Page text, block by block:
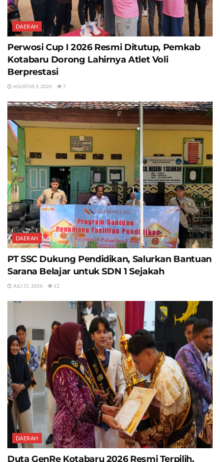
DAERAH
Perwosi Cup I 2026 Resmi Ditutup, Pemkab
Kotabaru Dorong Lahirnya Atlet Voli
Berprestasi
AGUSTUS 3, 2026 7
DAERAH
PT SSC Dukung Pendidikan, Salurkan Bantuan
Sarana Belajar untuk SDN 1 Sejakah
JULI 31, 2026 12
DAERAH
Duta GenRe Kotabaru 2026 Resmi Terpilih,